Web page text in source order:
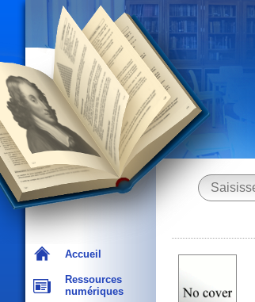
Accueil
Ressources
numériques